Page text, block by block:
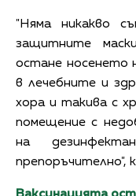
"Няма никакво
защитните
остане носенето
в лечебните и
хора и такива с
помещение с
на
препоръчително",